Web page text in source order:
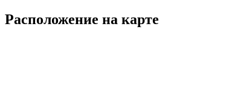
Расположение на карте